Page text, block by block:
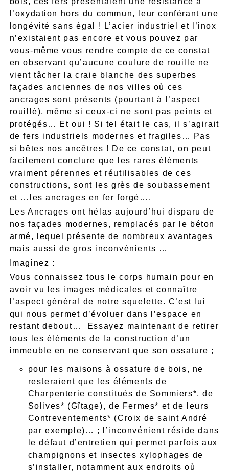
l’oxydation hors du commun, leur conférant une
longévité sans égal ! L’acier industriel et l’inox
n’existaient pas encore et vous pouvez par
vous-même vous rendre compte de ce constat
en observant qu’aucune coulure de rouille ne
vient tâcher la craie blanche des superbes
façades anciennes de nos villes où ces
ancrages sont présents (pourtant à l’aspect
rouillé), même si ceux-ci ne sont pas peints et
protégés… Et oui ! Si tel était le cas, il s’agirait
de fers industriels modernes et fragiles… Pas
si bêtes nos ancêtres ! De ce constat, on peut
facilement conclure que les rares éléments
vraiment pérennes et réutilisables de ces
constructions, sont les grès de soubassement
et …les ancrages en fer forgé….
Les Ancrages ont hélas aujourd’hui disparu de
nos façades modernes, remplacés par le béton
armé, lequel présente de nombreux avantages
mais aussi de gros inconvénients …
Imaginez :
Vous connaissez tous le corps humain pour en
avoir vu les images médicales et connaître
l’aspect général de notre squelette. C’est lui
qui nous permet d’évoluer dans l’espace en
restant debout… Essayez maintenant de retirer
tous les éléments de la construction d’un
immeuble en ne conservant que son ossature ;
pour les maisons à ossature de bois, ne
resteraient que les éléments de
Charpenterie constitués de Sommiers*, de
Solives* (Gîtage), de Fermes* et de leurs
Contreventements* (Croix de saint André
par exemple)… ; l’inconvénient réside dans
le défaut d’entretien qui permet parfois aux
champignons et insectes xylophages de
s’installer, notamment aux endroits où